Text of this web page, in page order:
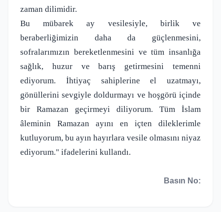
zaman dilimidir.
Bu mübarek ay vesilesiyle, birlik ve
beraberliğimizin daha da güçlenmesini,
sofralarımızın bereketlenmesini ve tüm insanlığa
sağlık, huzur ve barış getirmesini temenni
ediyorum. İhtiyaç sahiplerine el uzatmayı,
gönüllerini sevgiyle doldurmayı ve hoşgörü içinde
bir Ramazan geçirmeyi diliyorum. Tüm İslam
âleminin Ramazan ayını en içten dileklerimle
kutluyorum, bu ayın hayırlara vesile olmasını niyaz
ediyorum." ifadelerini kullandı.
Basın No: